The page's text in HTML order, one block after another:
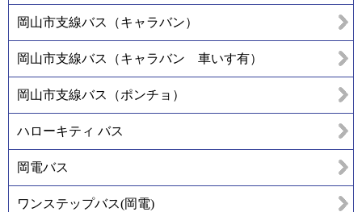
岡山市支線バス（キャラバン）
岡山市支線バス（キャラバン 車いす有）
岡山市支線バス（ポンチョ）
ハローキティ バス
岡電バス
ワンステップバス(岡電)